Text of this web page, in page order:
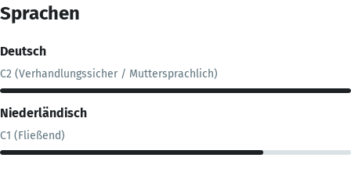
Sprachen
Deutsch
C2 (Verhandlungssicher / Muttersprachlich)
Niederländisch
C1 (Fließend)